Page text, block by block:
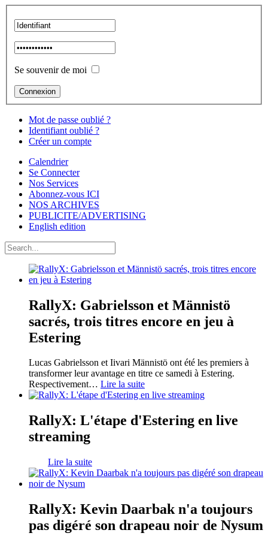
Se souvenir de moi
Mot de passe oublié ?
Identifiant oublié ?
Créer un compte
Calendrier
Se Connecter
Nos Services
Abonnez-vous ICI
NOS ARCHIVES
PUBLICITE/ADVERTISING
English edition
RallyX: Gabrielsson et Männistö
sacrés, trois titres encore en jeu à
Estering
Lucas Gabrielsson et Iivari Männistö ont été les premiers à
transformer leur avantage en titre ce samedi à Estering.
Respectivement… Lire la suite
RallyX: L'étape d'Estering en live
streaming
Lire la suite
RallyX: Kevin Daarbak n'a toujours
pas digéré son drapeau noir de Nysum